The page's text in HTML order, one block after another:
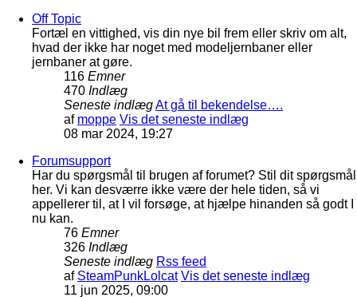
Off Topic
Fortæl en vittighed, vis din nye bil frem eller skriv om alt,
hvad der ikke har noget med modeljernbaner eller
jernbaner at gøre.
116 Emner
470 Indlæg
Seneste indlægAt gå til bekendelse….
af moppe Vis det seneste indlæg
08 mar 2024, 19:27
Forumsupport
Har du spørgsmål til brugen af forumet? Stil dit spørgsmål
her. Vi kan desværre ikke være der hele tiden, så vi
appellerer til, at I vil forsøge, at hjælpe hinanden så godt I
nu kan.
76 Emner
326 Indlæg
Seneste indlæg Rss feed
af SteamPunkLolcat Vis det seneste indlæg
11 jun 2025, 09:00